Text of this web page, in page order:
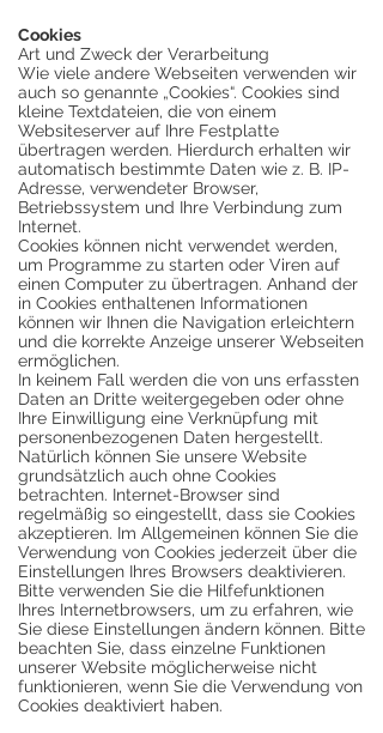
Cookies
Art und Zweck der Verarbeitung
Wie viele andere Webseiten verwenden wir
auch so genannte „Cookies“. Cookies sind
kleine Textdateien, die von einem
Websiteserver auf Ihre Festplatte
übertragen werden. Hierdurch erhalten wir
automatisch bestimmte Daten wie z. B. IP-
Adresse, verwendeter Browser,
Betriebssystem und Ihre Verbindung zum
Internet.
Cookies können nicht verwendet werden,
um Programme zu starten oder Viren auf
einen Computer zu übertragen. Anhand der
in Cookies enthaltenen Informationen
können wir Ihnen die Navigation erleichtern
und die korrekte Anzeige unserer Webseiten
ermöglichen.
In keinem Fall werden die von uns erfassten
Daten an Dritte weitergegeben oder ohne
Ihre Einwilligung eine Verknüpfung mit
personenbezogenen Daten hergestellt.
Natürlich können Sie unsere Website
grundsätzlich auch ohne Cookies
betrachten. Internet-Browser sind
regelmäßig so eingestellt, dass sie Cookies
akzeptieren. Im Allgemeinen können Sie die
Verwendung von Cookies jederzeit über die
Einstellungen Ihres Browsers deaktivieren.
Bitte verwenden Sie die Hilfefunktionen
Ihres Internetbrowsers, um zu erfahren, wie
Sie diese Einstellungen ändern können. Bitte
beachten Sie, dass einzelne Funktionen
unserer Website möglicherweise nicht
funktionieren, wenn Sie die Verwendung von
Cookies deaktiviert haben.